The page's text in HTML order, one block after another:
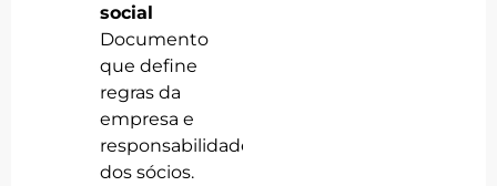
social
Documento
que define
regras da
empresa e
responsabilidades
dos sócios.